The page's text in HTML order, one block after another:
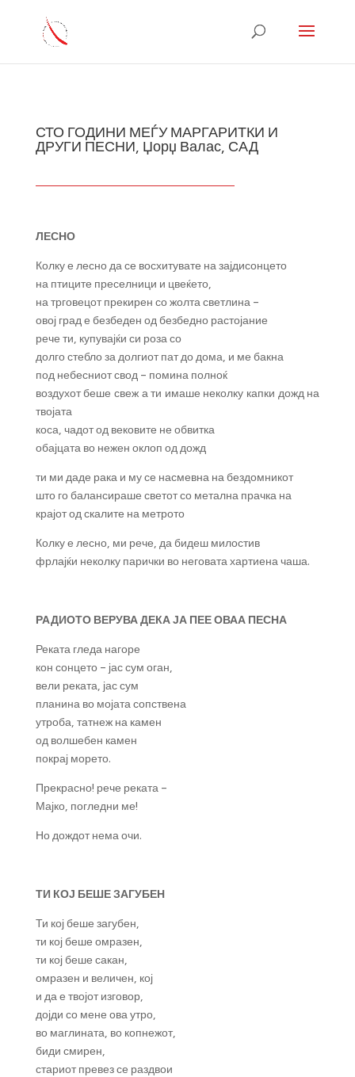
СТО ГОДИНИ МЕЃУ МАРГАРИТКИ И
ДРУГИ ПЕСНИ, Џорџ Валас, САД
ЛЕСНО
Колку е лесно да се восхитувате на зајдисонцето
на птиците преселници и цвеќето,
на трговецот прекирен со жолта светлина –
овој град е безбеден од безбедно растојание
рече ти, купувајќи си роза со
долго стебло за долгиот пат до дома, и ме бакна
под небесниот свод – помина полноќ
воздухот беше свеж а ти имаше неколку капки дожд на
твојата
коса, чадот од вековите не обвитка
обајцата во нежен оклоп од дожд
ти ми даде рака и му се насмевна на бездомникот
што го балансираше светот со метална прачка на
крајот од скалите на метрото
Колку е лесно, ми рече, да бидеш милостив
фрлајќи неколку парички во неговата хартиена чаша.
РАДИОТО ВЕРУВА ДЕКА ЈА ПЕЕ ОВАА ПЕСНА
Реката гледа нагоре
кон сонцето – јас сум оган,
вели реката, јас сум
планина во мојата сопствена
утроба, татнеж на камен
од волшебен камен
покрај морето.
Прекрасно! рече реката –
Мајко, погледни ме!
Но дождот нема очи.
ТИ КОЈ БЕШЕ ЗАГУБЕН
Ти кој беше загубен,
ти кој беше омразен,
ти кој беше сакан,
омразен и величен, кој
и да е твојот изговор,
дојди со мене ова утро,
во маглината, во копнежот,
биди смирен,
стариот превез се раздвои